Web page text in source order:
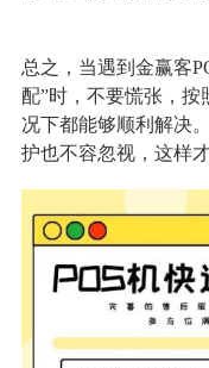
总之，当遇到金赢客
配”时，不要慌张，
况下都能够顺利解决
护也不容忽视，这样